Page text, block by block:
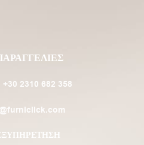
+30 2310 682 358